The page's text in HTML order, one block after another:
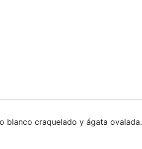
blanco craquelado y ágata ovalada.